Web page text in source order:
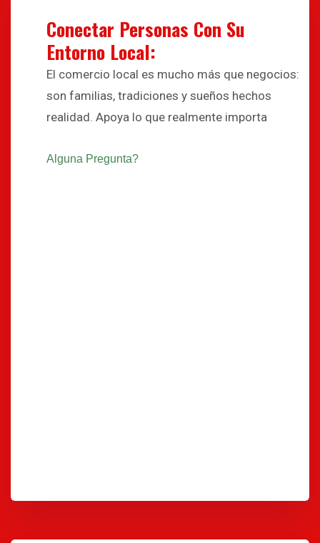
Conectar Personas Con Su
Entorno Local:
El comercio local es mucho más que negocios:
son familias, tradiciones y sueños hechos
realidad. Apoya lo que realmente importa
Alguna Pregunta?